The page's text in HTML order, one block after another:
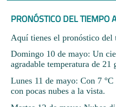
PRONÓSTICO DEL TIEMPO
Aquí tienes el pronóstico
Domingo 10 de mayo: Un
agradable temperatura de 21
Lunes 11 de mayo: Con 7
con pocas nubes a la vista.